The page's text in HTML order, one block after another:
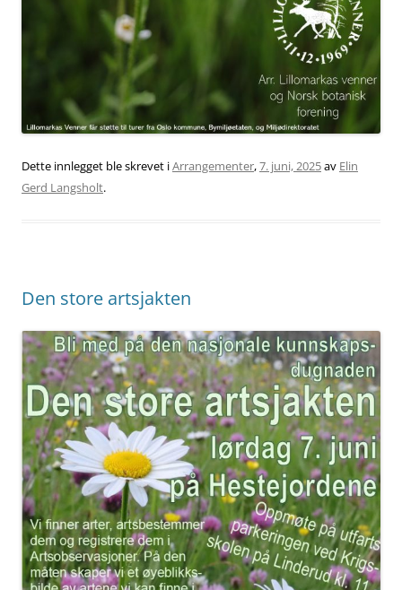
Dette innlegget ble skrevet iArrangementer,7. juni, 2025av Elin
Gerd Langsholt.
Den store artsjakten